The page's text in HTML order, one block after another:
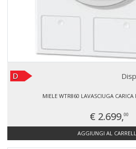
MIELE WTR860 LAVASCIUGA
€ 2.699,00
AGGIUNGI AL